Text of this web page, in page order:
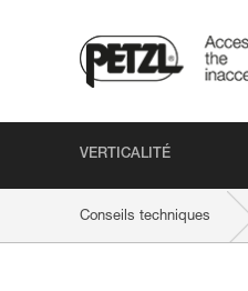
VERTICALITÉ
Conseils techniques